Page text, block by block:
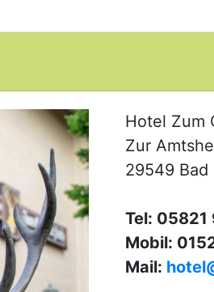
Hotel Zum
Zur
29549 Bad
Tel: 05821
Mobil:
Mail: